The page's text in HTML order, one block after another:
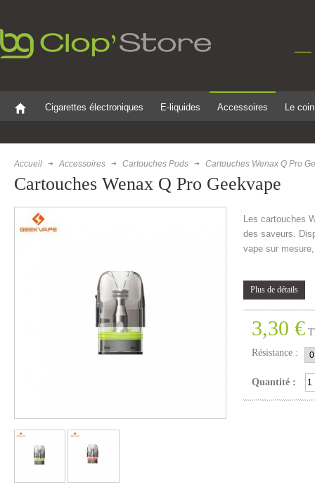
Cigarettes électroniques E-liquides Accessoires Le
Accueil Accessoires Cartouches Pods Cartouches Wenax Q Pro
Cartouches Wenax Q Pro Geekvape
Les cartouches
des saveurs.
vape sur
Plus de détails
3,30 €
Résistance :
Quantité :